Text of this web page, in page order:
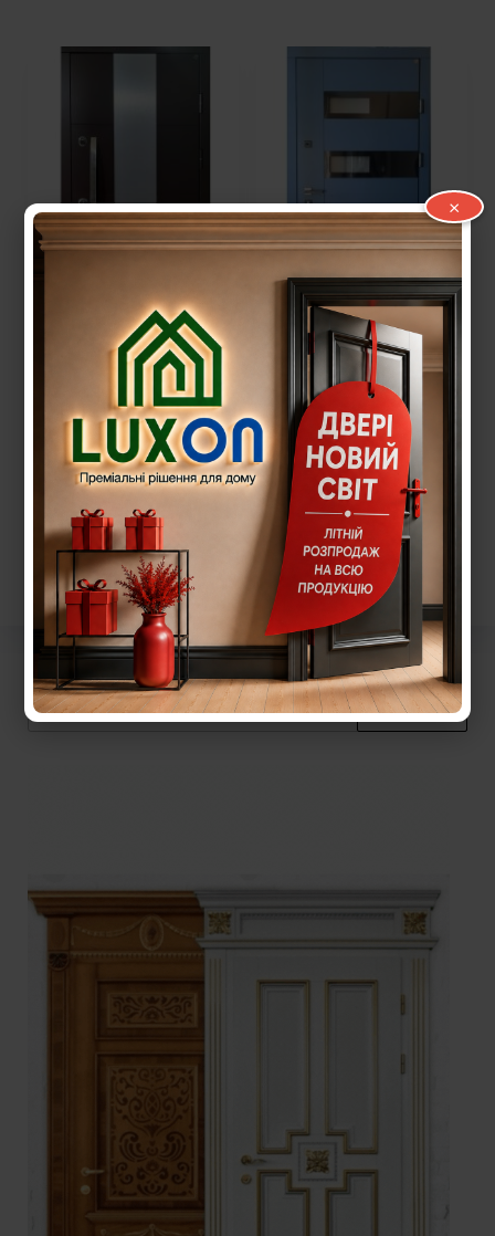
Вхідні двері А4
33 000,00грн.
Додати в кошик
Вхідні двері А15
EVOLUTION
34 000,00 грн.
Додати в кошик
Пошук:
×